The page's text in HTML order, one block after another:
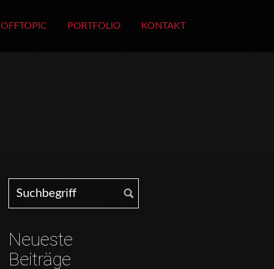
OFFTOPIC PORTFOLIO KONTAKT
Search for:
Neueste
Beiträge